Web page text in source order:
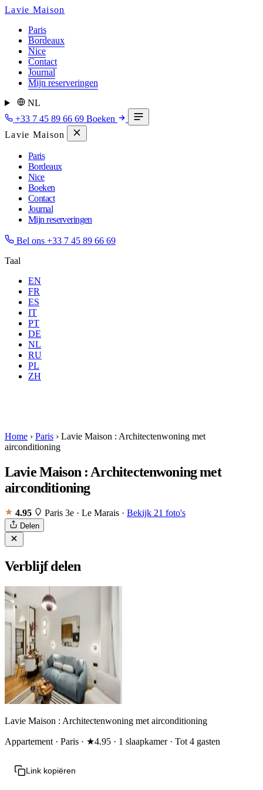
Lavie Maison
Paris
Bordeaux
Nice
Contact
Journal
Mijn reserveringen
NL
+33 7 45 89 66 69 Boeken
Lavie Maison
Paris
Bordeaux
Nice
Boeken
Contact
Journal
Mijn reserveringen
Bel ons +33 7 45 89 66 69
Taal
EN
FR
ES
IT
PT
DE
NL
RU
PL
ZH
Waar Alle
Gasten 2 gasten
Home › Paris › Lavie Maison : Architectenwoning met
airconditioning
Lavie Maison : Architectenwoning met
airconditioning
4.95 Paris 3e · Le Marais · Bekijk 21 foto's
Delen
Verblijf delen
Lavie Maison : Architectenwoning met airconditioning
Appartement · Paris · ★4.95 · 1 slaapkamer · Tot 4 gasten
Link kopiëren